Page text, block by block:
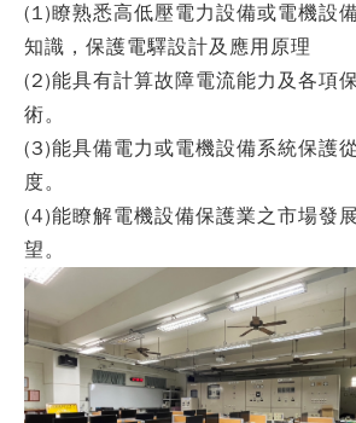
(1)瞭熟悉高低壓電力設備或電機設
知識，保護電驛設計及應用原理
(2)能具有計算故障電流能力及各項
術。
(3)能具備電力或電機設備系統保護
度。
(4)能瞭解電機設備保護業之市場發
望。